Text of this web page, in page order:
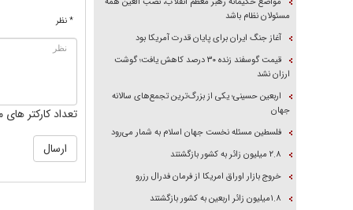
* نظر
تعداد کارکتر های
مسئولان نظام باشد
آغاز جنگ ایران برای پایان قدرت آمریکا بود
قیمت گوسفند زنده ۳۰ درصد کاهش یافت؛ گوشت
ارزان نشد
اربعین حسینی؛ یکی از بزرگ‌ترین تجمع‌های سالانه
جهان
فلسطین مسئله نخست جهان اسلام به شمار می‌رود
۲.۸ میلیون زائر به کشور بازگشتند
خروج بازار اوراق امریکا از فرمان فدرال رزرو
۱.۸میلیون زائر اربعین به کشور بازگشتند